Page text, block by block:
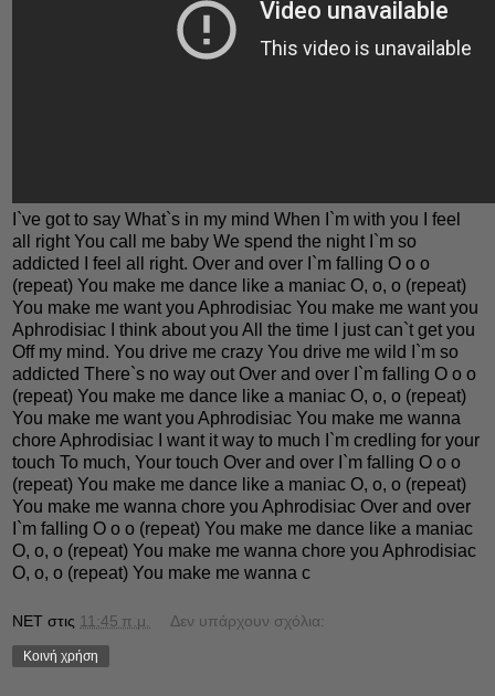
I`ve got to say What`s in my mind When I`m with you I feel
all right You call me baby We spend the night I`m so
addicted I feel all right. Over and over I`m falling O o o
(repeat) You make me dance like a maniac O, o, o (repeat)
You make me want you Aphrodisiac You make me want you
Aphrodisiac I think about you All the time I just can`t get you
Off my mind. You drive me crazy You drive me wild I`m so
addicted There`s no way out Over and over I`m falling O o o
(repeat) You make me dance like a maniac O, o, o (repeat)
You make me want you Aphrodisiac You make me wanna
chore Aphrodisiac I want it way to much I`m credling for your
touch To much, Your touch Over and over I`m falling O o o
(repeat) You make me dance like a maniac O, o, o (repeat)
You make me wanna chore you Aphrodisiac Over and over
I`m falling O o o (repeat) You make me dance like a maniac
O, o, o (repeat) You make me wanna chore you Aphrodisiac
O, o, o (repeat) You make me wanna c
NET στις 11:45 π.μ. Δεν υπάρχουν σχόλια:
Κοινή χρήση